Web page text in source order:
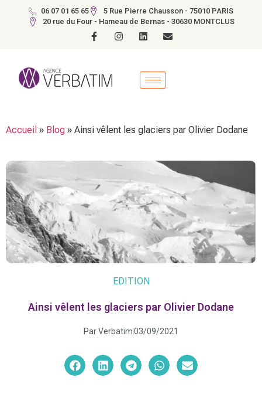
06 07 01 65 65
5 Rue Pierre Chausson - 75010 PARIS
20 rue du Four - Hameau de Bernas - 30630 MONTCLUS
Accueil » Blog » Ainsi vêlent les glaciers par Olivier Dodane
EDITION
Ainsi vêlent les glaciers par Olivier Dodane
ParVerbatim03/09/2021